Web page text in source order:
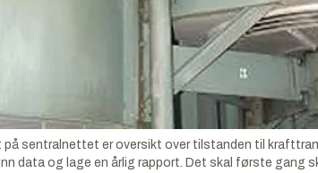
sentralnettet er oversikt over tilstanden til
og lage en årlig rapport. Det skal første gang